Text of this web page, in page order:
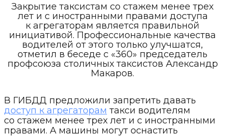
Закрытие таксистам со стажем менее трех
лет и с иностранными правами доступа
к агрегаторам является правильной
инициативой. Профессиональные качества
водителей от этого только улучшатся,
отметил в беседе с «360» председатель
профсоюза столичных таксистов Александр
Макаров.
В ГИБДД предложили запретить давать
доступ к агрегаторам такси водителям
со стажем менее трех лет и с иностранными
правами. А машины могут оснастить